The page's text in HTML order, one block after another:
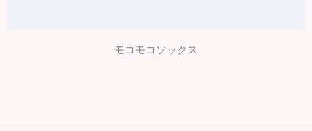
モコモコソックス